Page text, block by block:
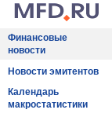
Финансовые
новости
Новости эмитентов
Календарь
макростатистики